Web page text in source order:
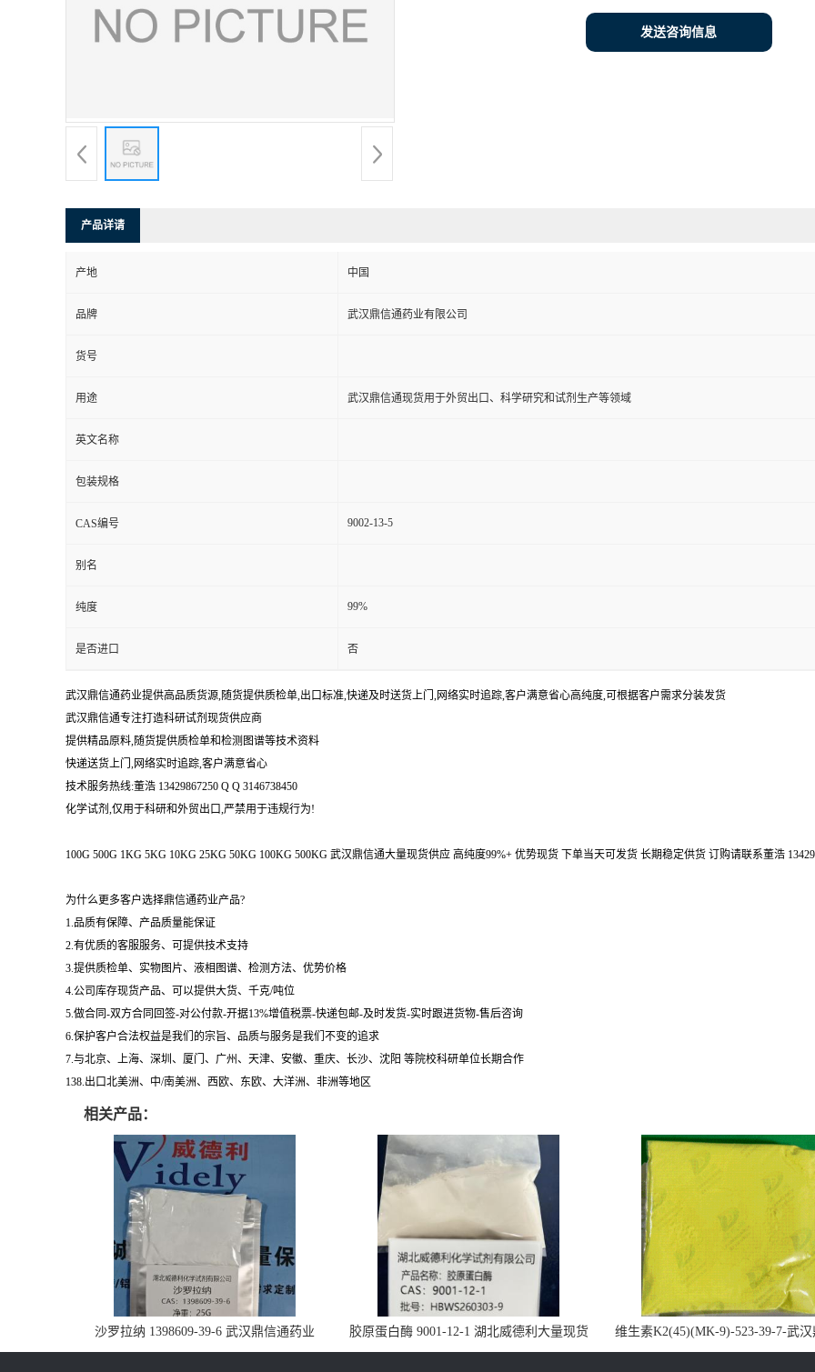
发送咨询信息
产品详请
产地 中国
品牌 武汉鼎信通药业有限公司
货号
用途 武汉鼎信通现货用于外贸出口、科学研究和试剂生产等领域
英文名称
包装规格
CAS编号 9002-13-5
别名
纯度 99%
是否进口 否
武汉鼎信通药业提供高品质货源,随货提供质检单,出口标准,快递及时送货上门,网络实时追踪,客户满意省心高纯度,可根据客户需求分装发货
武汉鼎信通专注打造科研试剂现货供应商
提供精品原料,随货提供质检单和检测图谱等技术资料
快递送货上门,网络实时追踪,客户满意省心
技术服务热线:董浩 13429867250 Q Q 3146738450
化学试剂,仅用于科研和外贸出口,严禁用于违规行为!
100G 500G 1KG 5KG 10KG 25KG 50KG 100KG 500KG 武汉鼎信通大量现货供应 高纯度99%+ 优势现货 下单当天可发货 长期稳定供货 订购请联系董浩
为什么更多客户选择鼎信通药业产品?
1.品质有保障、产品质量能保证
2.有优质的客服服务、可提供技术支持
3.提供质检单、实物图片、液相图谱、检测方法、优势价格
4.公司库存现货产品、可以提供大货、千克/吨位
5.做合同-双方合同回签-对公付款-开据13%增值税票-快递包邮-及时发货-实时跟进货物-售后咨询
6.保护客户合法权益是我们的宗旨、品质与服务是我们不变的追求
7.与北京、上海、深圳、厦门、广州、天津、安徽、重庆、长沙、沈阳 等院校科研单位长期合作
138.出口北美洲、中/南美洲、西欧、东欧、大洋洲、非洲等地区
相关产品：
沙罗拉纳 1398609-39-6 武汉鼎信通药业
胶原蛋白酶 9001-12-1 湖北威德利大量现货
供应
维生素K2(45)(MK-9)-523-39-7-武汉
药业大量现货供应